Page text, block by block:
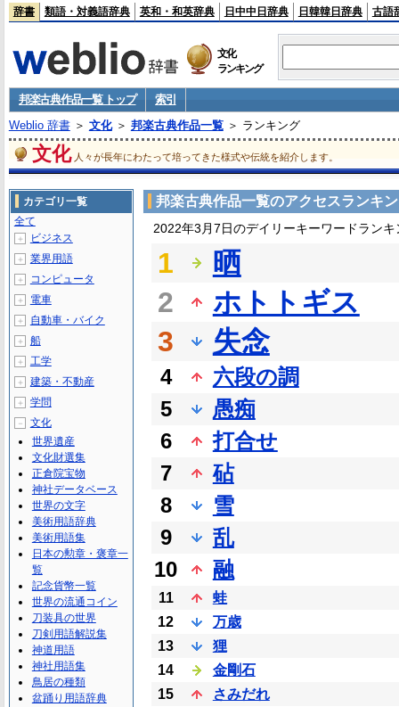
辞書 類語・対義語辞典 英和・和英辞典 日中中日辞典 日韓韓日辞典 古語
文化
ランキング
邦楽古典作品一覧 トップ
索引
Weblio 辞書＞ 文化＞ 邦楽古典作品一覧＞ ランキング
文化 人々が長年にわたって培ってきた様式や伝統を紹介します。
邦楽古典作品一覧のアクセスランキ
2022年3月7日のデイリーキーワードランキ
1
晒
2
ホトトギス
3
失念
4
六段の調
5
愚痴
6
打合せ
7
砧
8
雪
9
乱
10
融
11
蛙
12
万歳
13
狸
14
金剛石
15
さみだれ
カテゴリ一覧
全て
＋ ビジネス
＋ 業界用語
＋ コンピュータ
＋ 電車
＋ 自動車・バイク
＋ 船
＋ 工学
＋ 建築・不動産
＋ 学問
－
文化
世界遺産
文化財選集
正倉院宝物
神社データベース
世界の文字
美術用語辞典
美術用語集
日本の勲章・褒章一
覧
記念貨幣一覧
世界の流通コイン
刀装具の世界
刀剣用語解説集
神道用語
神社用語集
鳥居の種類
盆踊り用語辞典